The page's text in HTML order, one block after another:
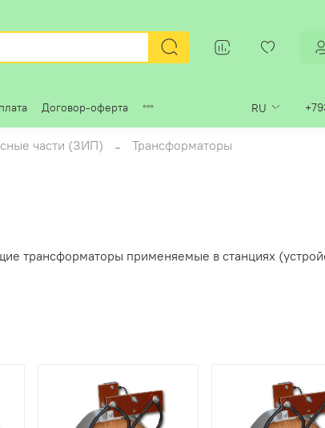
Договор-оферта RU
части (ЗИП) Трансформаторы
трансформаторы применяемые в станциях